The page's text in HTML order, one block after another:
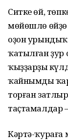
Ситке өй,
мөйөшлө
оҙон
ҡатылған ҙур
ҡыҙҙарҙың
ҡайнымдың
торған
таҫтамалдар
Кәртә-ҡураға